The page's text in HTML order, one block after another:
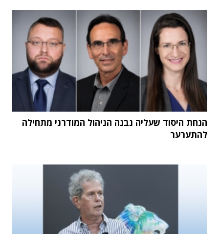
הנחת היסוד שעליה נבנה הניהול המודרני מתחילה
להתערער